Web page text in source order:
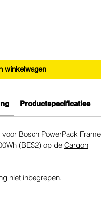
winkelwagen
Productspecificaties
Bosch PowerPack Frame
(BES2) op de Carqon
niet inbegrepen.